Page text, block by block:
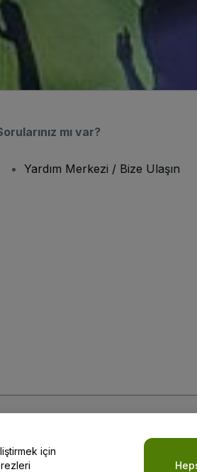
mı var?
Yardım Merkezi / Bize Ulaşın
için